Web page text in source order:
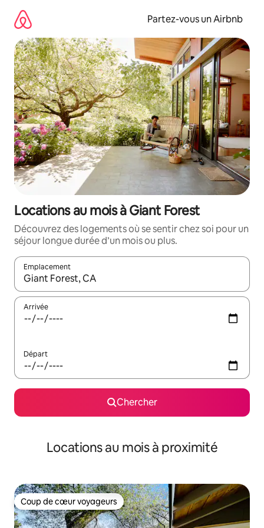
directement
contenu
Partez-vous un Airbnb
Locations au mois à Giant Forest
Découvrez des logements où se sentir chez soi pour un
séjour longue durée d’un mois ou plus.
Emplacement
Quand les résultats sont affichés, parcourez-les en utilisant
Arrivée
Départ
Chercher
Locations au mois à proximité
Coup de cœur voyageurs
Coup de cœur voyageurs